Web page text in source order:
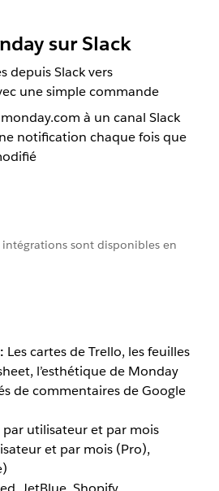
sur Slack
depuis Slack vers
une simple commande
à un canal Slack
notification chaque fois que
intégrations sont disponibles en
Les cartes de Trello, les feuilles
l’esthétique de Monday
de commentaires de Google
utilisateur et par mois
et par mois (Pro),